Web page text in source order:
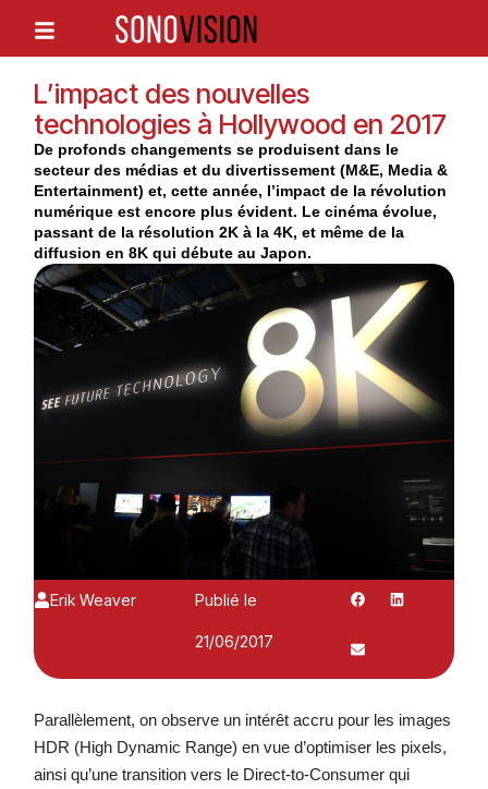
L’impact des nouvelles
technologies à Hollywood en 2017
De profonds changements se produisent dans le
secteur des médias et du divertissement (M&E, Media &
Entertainment) et, cette année, l’impact de la révolution
numérique est encore plus évident. Le cinéma évolue,
passant de la résolution 2K à la 4K, et même de la
diffusion en 8K qui débute au Japon.
Erik Weaver
Publié le
21/06/2017
Parallèlement, on observe un intérêt accru pour les images
HDR (High Dynamic Range) en vue d’optimiser les pixels,
ainsi qu’une transition vers le Direct-to-Consumer qui